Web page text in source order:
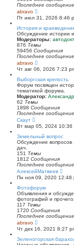
Последнее сообщение
abravo
е
р
е
й
т
и
к
п
с
л
е
д
н
е
м
у
с
б
е
н
ю
Пт июл 31, 2026 8:46
История и
Обсуждение истории
Модераторы:
876 Темы
59456 Сообщения
Последнее сообщение
abravo
е
р
е
й
т
и
к
п
о
л
е
д
н
м
у
с
о
о
б
е
н
и
ю
Чт авг 06, 2026 7:23
Выборгская крепость
Форум посвящен
тематикой форума.
Модератор:
62 Темы
1898 Сообщения
Последнее сообщение
Скаут
е
р
е
й
т
и
к
п
о
с
л
е
д
н
е
м
у
с
о
о
щ
Вт мар 05, 2024 10:36
Земельный вопрос
Обсуждение вопросов
дач.
151 Темы
1812 Сообщения
Последнее сообщение
АлексейМатвеев
е
р
й
т
п
с
л
е
д
Пн ноя 09, 2020 12:48
Фотофорум
Объявления и
фотографий и
117 Темы
1720 Сообщения
Последнее сообщение
abravo
е
р
е
й
Чт дек 16, 2021 8:27
Зеленогорская